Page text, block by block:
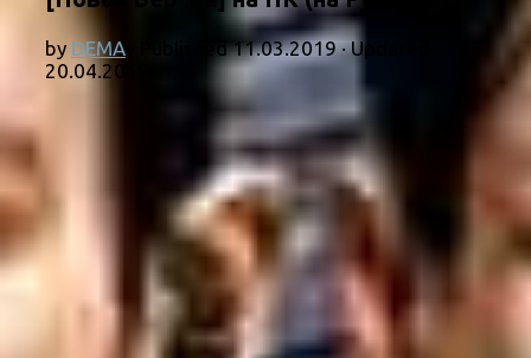
by DEMA · Published11.03.2019· Updated
20.04.2019